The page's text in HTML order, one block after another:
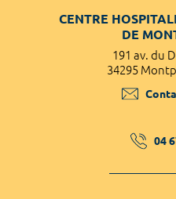
CENTRE
DE
191 av. du
34295
04